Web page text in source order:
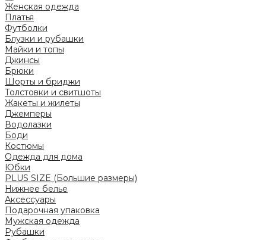
Женская одежда
Платья
Футболки
Блузки и рубашки
Майки и топы
Джинсы
Брюки
Шорты и бриджи
Толстовки и свитшоты
Жакеты и жилеты
Джемперы
Водолазки
Боди
Костюмы
Одежда для дома
Юбки
PLUS SIZE (Большие размеры)
Нижнее белье
Аксессуары
Подарочная упаковка
Мужская одежда
Рубашки